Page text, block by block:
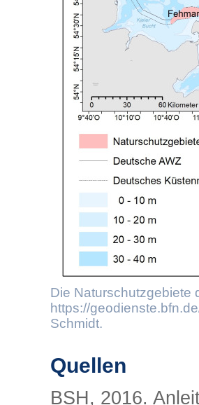
Die Naturschutzgebiete
https://
Schmidt.
Quellen
BSH, 2016.